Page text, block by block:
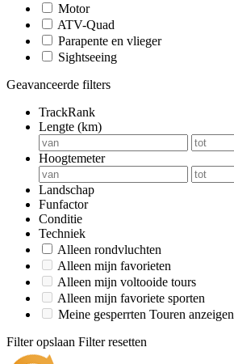
Motor
ATV-Quad
Parapente en vlieger
Sightseeing
Geavanceerde filters
TrackRank
Lengte (km)
Hoogtemeter
Landschap
Funfactor
Conditie
Techniek
Alleen rondvluchten
Alleen mijn favorieten
Alleen mijn voltooide tours
Alleen mijn favoriete sporten
Meine gesperrten Touren anzeigen
Filter opslaan Filter resetten